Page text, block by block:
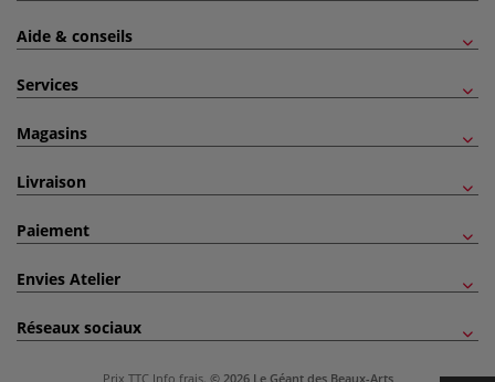
Aide & conseils
Services
Magasins
Livraison
Paiement
Envies Atelier
Réseaux sociaux
Prix TTC Info frais. © 2026 Le Géant des Beaux-Arts